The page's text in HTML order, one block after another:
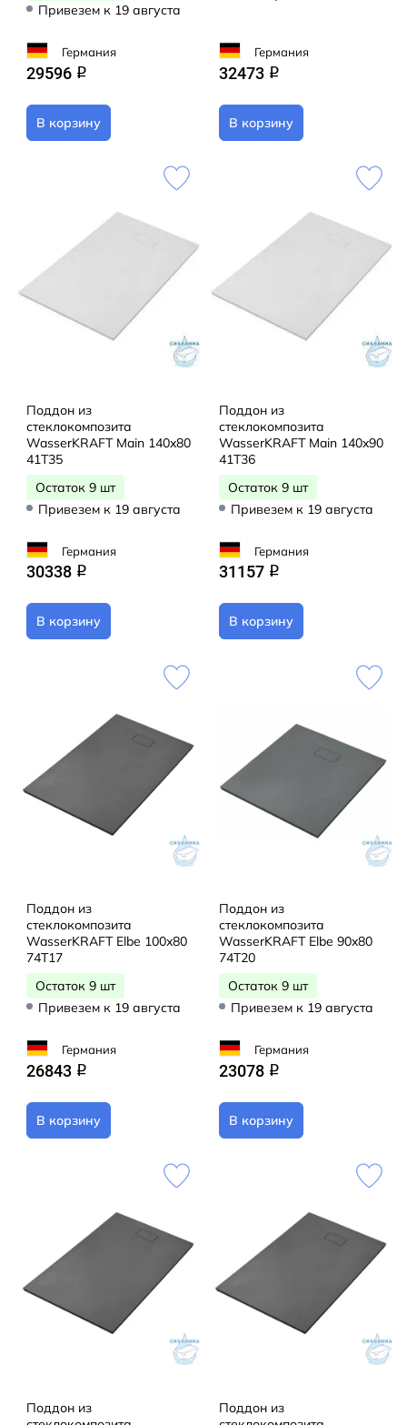
Привезем к 19 августа
Германия
29596 q
В корзину
Германия
32473 q
В корзину
Поддон из
стеклокомпозита
WasserKRAFT Main 140x80
41T35
Остаток 9 шт
Привезем к 19 августа
Германия
30338 q
В корзину
Поддон из
стеклокомпозита
WasserKRAFT Main 140x90
41T36
Остаток 9 шт
Привезем к 19 августа
Германия
31157 q
В корзину
Поддон из
стеклокомпозита
WasserKRAFT Elbe 100x80
74T17
Остаток 9 шт
Привезем к 19 августа
Германия
26843 q
В корзину
Поддон из
стеклокомпозита
WasserKRAFT Elbe 90x80
74T20
Остаток 9 шт
Привезем к 19 августа
Германия
23078 q
В корзину
Поддон из
Поддон из